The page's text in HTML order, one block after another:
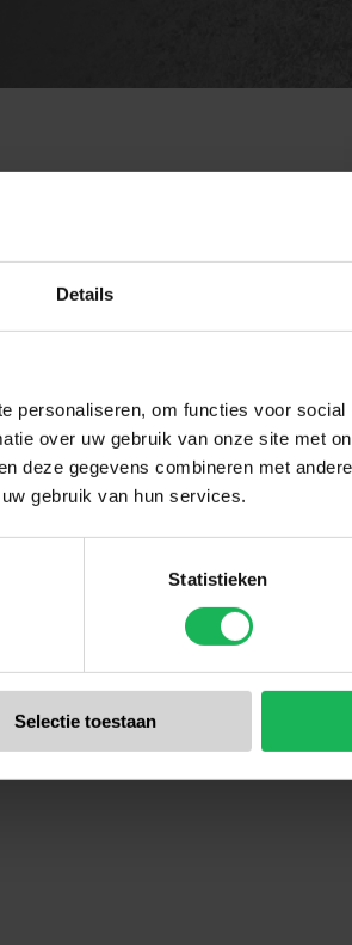
Details
personaliseren, om functies voor social
over uw gebruik van onze site met
deze gegevens combineren met
gebruik van hun services.
Statistieken
Selectie toestaan
SX2
15 kg
XB2 XB3 20250630.pdf